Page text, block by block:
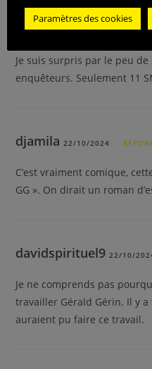
paulinearc-en-ciel022/
Je suis surpris par le peu
enquêteurs. Seulement 11
djamila22/10/2024
C’est vraiment comique,
GG ». On dirait un roman
davidspirituel922/10/
Je ne comprends pas
travailler Gérald Gérin. Il y
auraient pu faire ce travail.
Paramètres des cookies